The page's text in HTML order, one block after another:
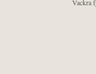
Vackra